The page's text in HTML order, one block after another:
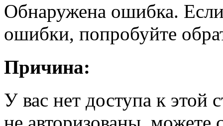
Обнаружена ошибка.
ошибки, попробуйте
Причина:
У вас нет доступа к